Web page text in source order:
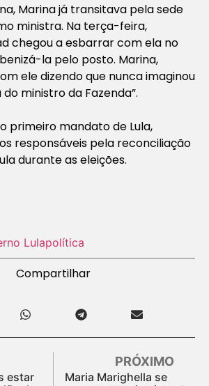
Marina já transitava pela sede
ministra. Na terça-feira,
chegou a esbarrar com ela no
la pelo posto. Marina,
ele dizendo que nunca imaginou
ministro da Fazenda”.
primeiro mandato de Lula,
responsáveis pela reconciliação
durante as eleições.
Lulapolítica
Compartilhar
estar
PRÓXIMO
Maria Marighella se